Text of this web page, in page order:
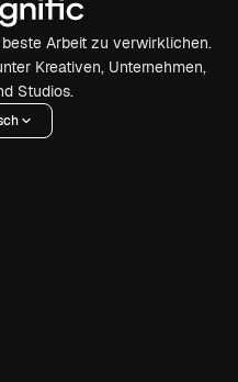
Arbeit zu verwirklichen.
Kreativen, Unternehmen,
Studios.